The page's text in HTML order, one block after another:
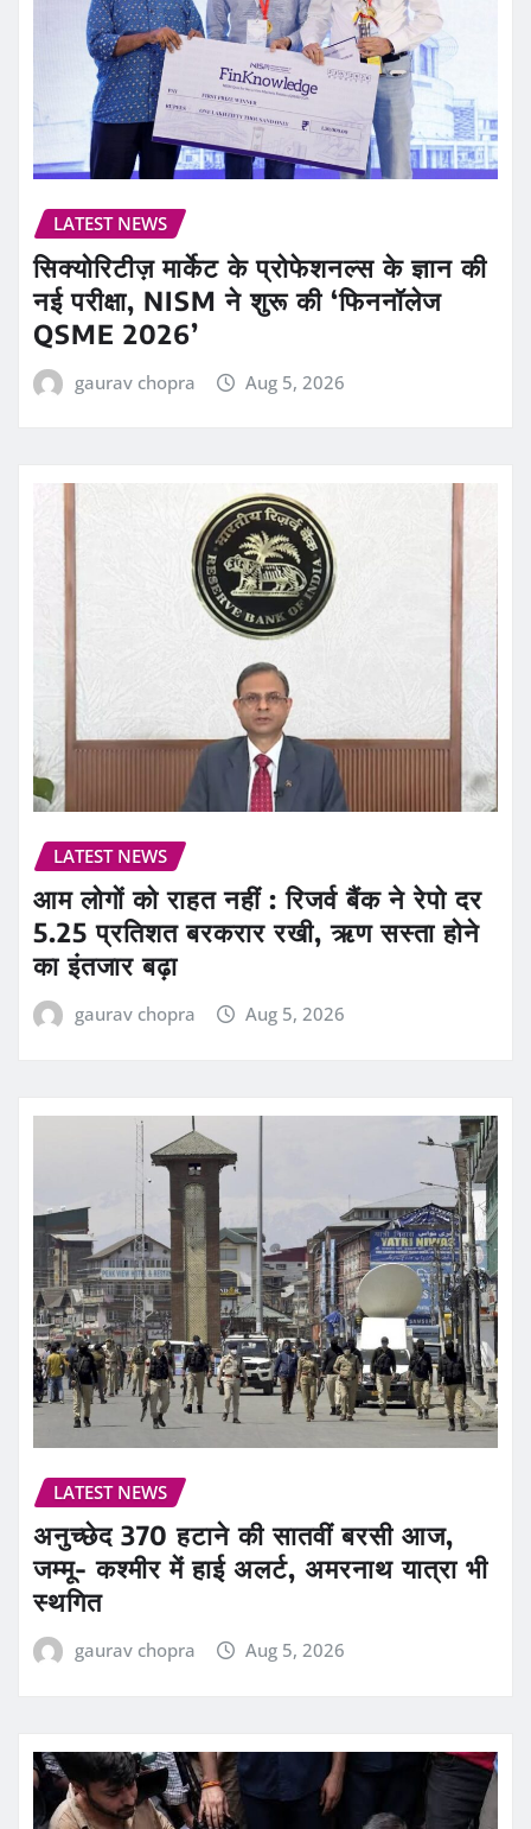
LATEST NEWS
सिक्योरिटीज़ मार्केट के प्रोफेशनल्स के ज्ञान की
नई परीक्षा, NISM ने शुरू की ‘फिननॉलेज
QSME 2026’
gaurav chopra Aug 5, 2026
LATEST NEWS
आम लोगों को राहत नहीं : रिजर्व बैंक ने रेपो दर
5.25 प्रतिशत बरकरार रखी, ऋण सस्ता होने
का इंतजार बढ़ा
gaurav chopra Aug 5, 2026
LATEST NEWS
अनुच्छेद 370 हटाने की सातवीं बरसी आज,
जम्मू- कश्मीर में हाई अलर्ट, अमरनाथ यात्रा भी
स्थगित
gaurav chopra Aug 5, 2026